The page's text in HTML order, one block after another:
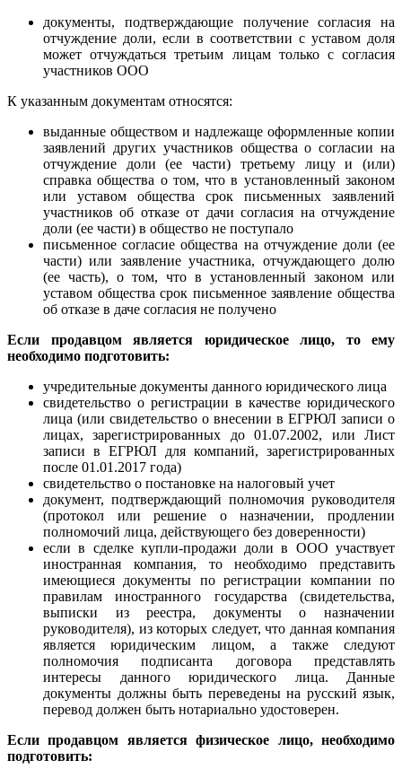
документы, подтверждающие получение согласия на
отчуждение доли, если в соответствии с уставом доля
может отчуждаться третьим лицам только с согласия
участников ООО
К указанным документам относятся:
выданные обществом и надлежаще оформленные копии
заявлений других участников общества о согласии на
отчуждение доли (ее части) третьему лицу и (или)
справка общества о том, что в установленный законом
или уставом общества срок письменных заявлений
участников об отказе от дачи согласия на отчуждение
доли (ее части) в общество не поступало
письменное согласие общества на отчуждение доли (ее
части) или заявление участника, отчуждающего долю
(ее часть), о том, что в установленный законом или
уставом общества срок письменное заявление общества
об отказе в даче согласия не получено
Если продавцом является юридическое лицо, то ему
необходимо подготовить:
учредительные документы данного юридического лица
свидетельство о регистрации в качестве юридического
лица (или свидетельство о внесении в ЕГРЮЛ записи о
лицах, зарегистрированных до 01.07.2002, или Лист
записи в ЕГРЮЛ для компаний, зарегистрированных
после 01.01.2017 года)
свидетельство о постановке на налоговый учет
документ, подтверждающий полномочия руководителя
(протокол или решение о назначении, продлении
полномочий лица, действующего без доверенности)
если в сделке купли-продажи доли в ООО участвует
иностранная компания, то необходимо представить
имеющиеся документы по регистрации компании по
правилам иностранного государства (свидетельства,
выписки из реестра, документы о назначении
руководителя), из которых следует, что данная компания
является юридическим лицом, а также следуют
полномочия подписанта договора представлять
интересы данного юридического лица. Данные
документы должны быть переведены на русский язык,
перевод должен быть нотариально удостоверен.
Если продавцом является физическое лицо, необходимо
подготовить: